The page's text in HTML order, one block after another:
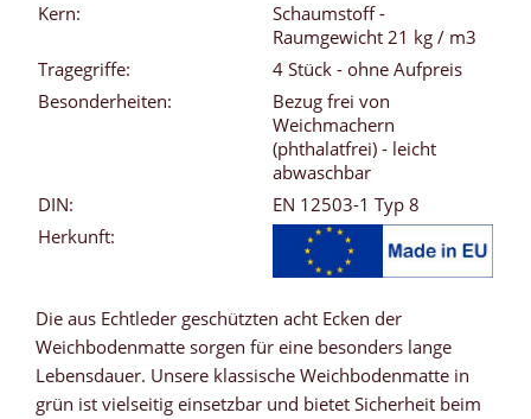
Kern:
Schaumstoff -
Raumgewicht 21 kg / m3
Tragegriffe:
4 Stück - ohne Aufpreis
Besonderheiten:
Bezug frei von
Weichmachern
(phthalatfrei) - leicht
abwaschbar
DIN:
EN 12503-1 Typ 8
Herkunft:
Die aus Echtleder geschützten acht Ecken der
Weichbodenmatte sorgen für eine besonders lange
Lebensdauer. Unsere klassische Weichbodenmatte in
grün ist vielseitig einsetzbar und bietet Sicherheit beim